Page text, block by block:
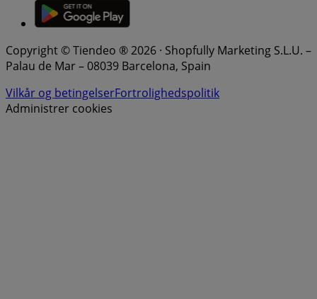
Copyright © Tiendeo ® 2026 · Shopfully Marketing S.L.U. –
Palau de Mar – 08039 Barcelona, Spain
Vilkår og betingelserFortrolighedspolitik
Administrer cookies